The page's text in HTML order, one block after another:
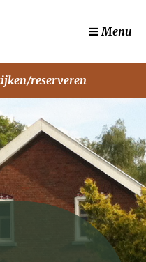
Menu
reserveren